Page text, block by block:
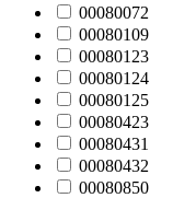
00080072
00080109
00080123
00080124
00080125
00080423
00080431
00080432
00080850